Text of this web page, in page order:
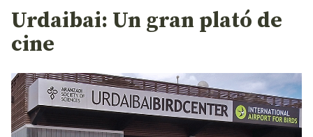
Urdaibai: Un gran plató de
cine